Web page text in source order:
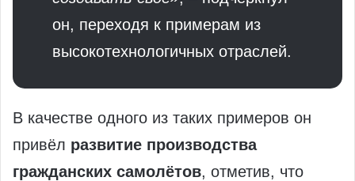
он, переходя к примерам из
высокотехнологичных отраслей.
В качестве одного из таких примеров он
привёл развитие производства
гражданских самолётов, отметив, что